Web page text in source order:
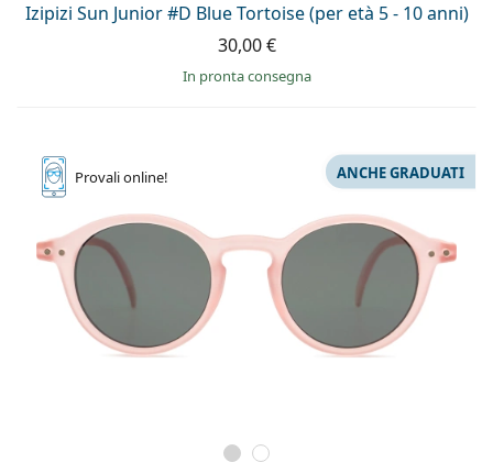
Izipizi Sun Junior #D Blue Tortoise (per età 5 - 10 anni)
30,00 €
in pronta consegna
Provalionline! ANCHE GRADUATI